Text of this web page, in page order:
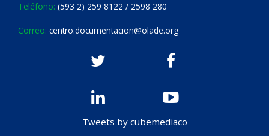
Teléfono: (593 2) 259 8122 / 2598 280
Correo: centro.documentacion@olade.org
Tweets by cubemediaco